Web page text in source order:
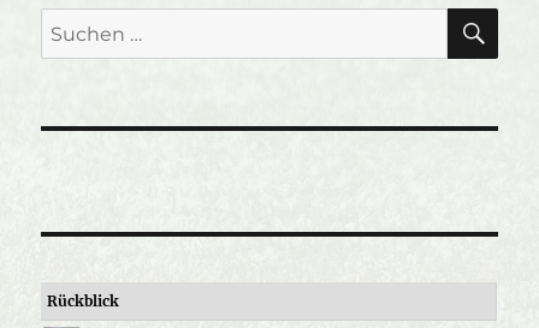
Suche
nach:
Rückblick